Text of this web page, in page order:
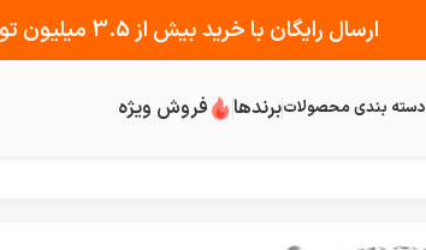
ارسال رایگان با خرید بیش از 3.5 میلیون تومان
دسته بندی محصولاتبرندها فروش ویژه